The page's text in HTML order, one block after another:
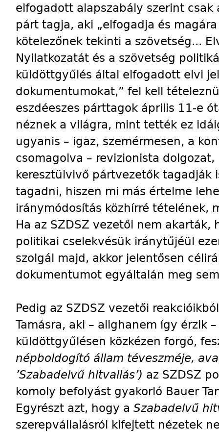
elfogadott alapszabály szerint csak
párt tagja, aki „elfogadja és
kötelezőnek tekinti a szövetség...
Nyilatkozatát és a szövetség
küldöttgyűlés által elfogadott elvi
dokumentumokat,” fel kell
eszdéeszes párttagok április 11-e
néznek a világra, mint tették ez
ugyanis – igaz, szemérmesen, a
csomagolva – revizionista
keresztülvivő pártvezetők tagadják
tagadni, hiszen mi más értelme
iránymódosítás közhírré tételének,
Ha az SZDSZ vezetői nem akarták,
politikai cselekvésük iránytűjéül
szolgál majd, akkor jelentősen
dokumentumot egyáltalán meg
Pedig az SZDSZ vezetői
Tamásra, aki – alighanem így érzik
küldöttgyűlésen közkézen forgó,
népboldogító állam téveszméje,
’Szabadelvű hitvallás’) az SZDSZ
komoly befolyást gyakorló Bauer
Egyrészt azt, hogy a Szabadelvű
szerepvállalásról kifejtett nézetek